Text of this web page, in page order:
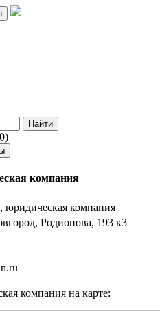
компания
юридическая компания
Родионова, 193 к3
компания на карте: